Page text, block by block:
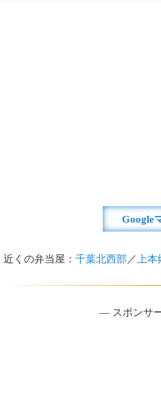
Google
近くの弁当屋： 千葉北西部 ／ 上
― スポンサ